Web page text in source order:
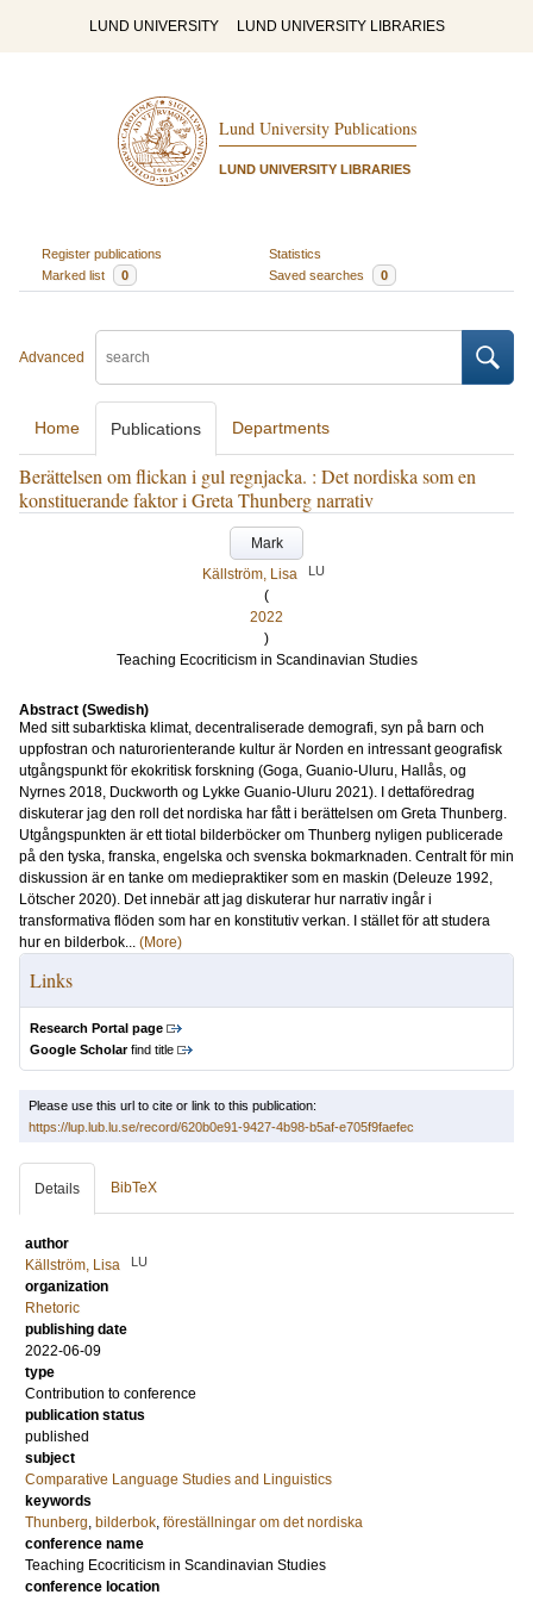
LUND UNIVERSITY LUND UNIVERSITY LIBRARIES
Lund University Publications
LUND UNIVERSITY LIBRARIES
Register publications
Statistics
Marked list
0 Saved searches 0
Advanced
Home Publications Departments
Berättelsen om flickan i gul regnjacka. : Det nordiska som en
konstituerande faktor i Greta Thunberg narrativ
Mark
Källström, Lisa
LU
(
2022
)
Teaching Ecocriticism in Scandinavian Studies
Abstract (Swedish)
Med sitt subarktiska klimat, decentraliserade demografi, syn på barn och
uppfostran och naturorienterande kultur är Norden en intressant geografisk
utgångspunkt för ekokritisk forskning (Goga, Guanio-Uluru, Hallås, og
Nyrnes 2018, Duckworth og Lykke Guanio-Uluru 2021). I dettaföredrag
diskuterar jag den roll det nordiska har fått i berättelsen om Greta Thunberg.
Utgångspunkten är ett tiotal bilderböcker om Thunberg nyligen publicerade
på den tyska, franska, engelska och svenska bokmarknaden. Centralt för min
diskussion är en tanke om mediepraktiker som en maskin (Deleuze 1992,
Lötscher 2020). Det innebär att jag diskuterar hur narrativ ingår i
transformativa flöden som har en konstitutiv verkan. I stället för att studera
hur en bilderbok... (More)
Links
Research Portal page
Google Scholarfind title
Please use this url to cite or link to this publication:
https://lup.lub.lu.se/record/620b0e91-9427-4b98-b5af-e705f9faefec
Details BibTeX
author
Källström, Lisa
LU
organization
Rhetoric
publishing date
2022-06-09
type
Contribution to conference
publication status
published
subject
Comparative Language Studies and Linguistics
keywords
Thunberg, bilderbok, föreställningar om det nordiska
conference name
Teaching Ecocriticism in Scandinavian Studies
conference location